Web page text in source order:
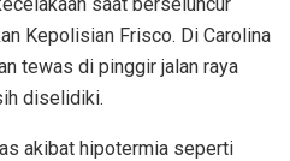
Kepolisian Frisco. Di Carolina
tewas di pinggir jalan raya
diselidiki.
akibat hipotermia seperti